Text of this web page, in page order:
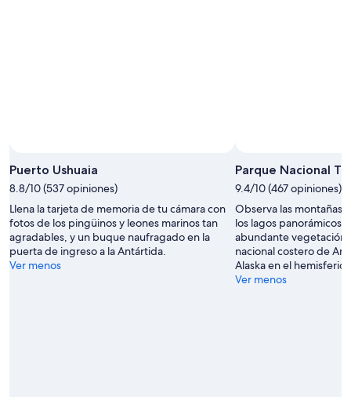
Puerto Ushuaia
8.8/10 (537 opiniones)
Llena la tarjeta de memoria de tu cámara con
fotos de los pingüinos y leones marinos tan
agradables, y un buque naufragado en la
puerta de ingreso a la Antártida.
Ver menos
Parque Nacional
9.4/10 (467 opiniones)
Observa las montañas
los lagos panorámicos
abundante
nacional costero de
Alaska en el hemisferio
Ver menos